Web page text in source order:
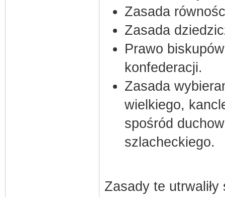
Zasada
Zasada
Prawo
konfederacji.
Zasada
wielkiego,
spośród
szlacheckiego.
Zasady te